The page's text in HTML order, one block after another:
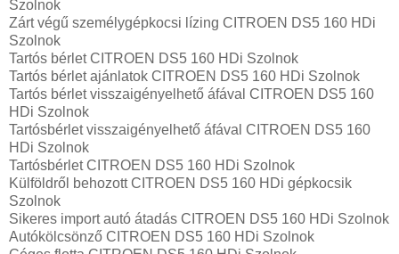
Szolnok
Zárt végű személygépkocsi lízing CITROEN DS5 160 HDi
Szolnok
Tartós bérlet CITROEN DS5 160 HDi Szolnok
Tartós bérlet ajánlatok CITROEN DS5 160 HDi Szolnok
Tartós bérlet visszaigényelhető áfával CITROEN DS5 160
HDi Szolnok
Tartósbérlet visszaigényelhető áfával CITROEN DS5 160
HDi Szolnok
Tartósbérlet CITROEN DS5 160 HDi Szolnok
Külföldről behozott CITROEN DS5 160 HDi gépkocsik
Szolnok
Sikeres import autó átadás CITROEN DS5 160 HDi Szolnok
Autókölcsönző CITROEN DS5 160 HDi Szolnok